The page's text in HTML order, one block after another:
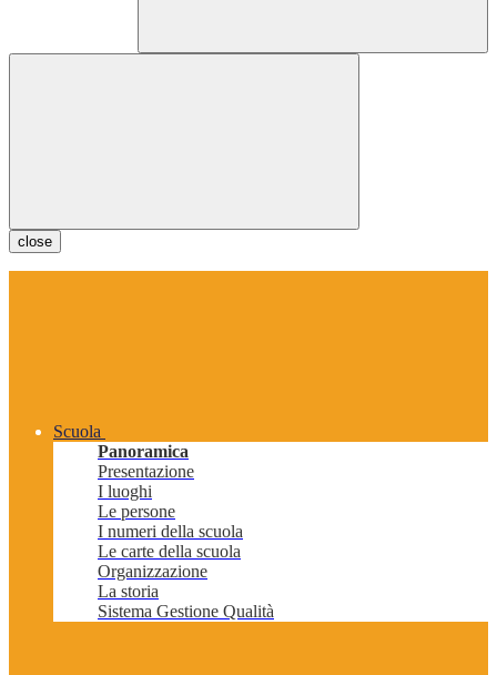
close
Scuola
Panoramica
Presentazione
I luoghi
Le persone
I numeri della scuola
Le carte della scuola
Organizzazione
La storia
Sistema Gestione Qualità